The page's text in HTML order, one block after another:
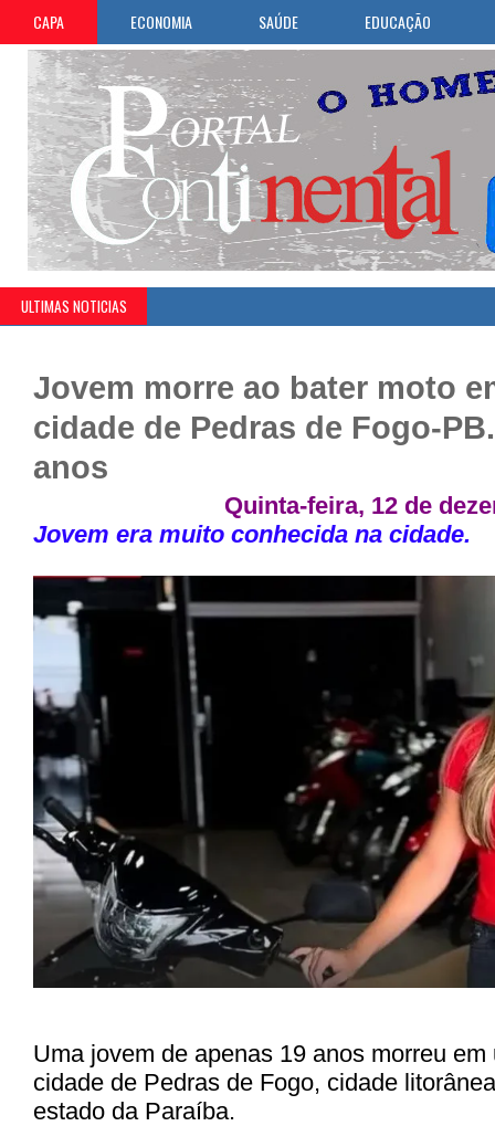
CAPA ECONOMIA SAÚDE EDUCAÇÃO
ULTIMAS NOTICIAS
Jovem morre ao bater moto
cidade de Pedras de Fogo-
anos
Quinta-feira, 12 de
Jovem era muito conhecida na cidade.
Uma jovem de apenas 19 anos morreu
cidade de Pedras de Fogo, cidade
estado da Paraíba.